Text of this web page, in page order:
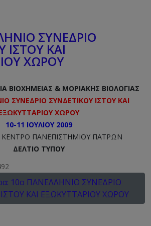
ΣΥΝΕΔΡΙΟ
ΙΣΤΟΥ ΚΑΙ
ΧΩΡΟΥ
ΒΙΟΧΗΜΕΙΑΣ & ΜΟΡΙΑΚΗΣ ΒΙΟΛΟΓΙΑΣ
ΣΥΝΕΔΡΙΟ ΣΥΝΔΕΤΙΚΟΥ ΙΣΤΟΥ ΚΑΙ
ΧΩΡΟΥ
10-11 ΙΟΥΛΙΟΥ 2009
ΚΕΝΤΡΟ ΠΑΝΕΠΙΣΤΗΜΙΟΥ ΠΑΤΡΩΝ
ΔΕΛΤΙΟ ΤΥΠΟΥ
10ο ΠΑΝΕΛΛΗΝΙΟ ΣΥΝΕΔΡΙΟ
ΚΑΙ ΕΞΩΚΥΤΤΑΡΙΟΥ ΧΩΡΟΥ